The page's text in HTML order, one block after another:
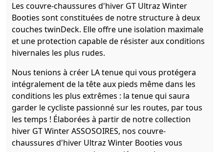
Les couvre-chaussures d'hiver GT Ultraz Winter
Booties sont constituées de notre structure à deux
couches twinDeck. Elle offre une isolation maximale
et une protection capable de résister aux conditions
hivernales les plus rudes.
Nous tenions à créer LA tenue qui vous protégera
intégralement de la tête aux pieds même dans les
conditions les plus extrêmes : la tenue qui saura
garder le cycliste passionné sur les routes, par tous
les temps ! Élaborées à partir de notre collection
hiver GT Winter ASSOSOIRES, nos couvre-
chaussures d'hiver Ultraz Winter Booties vous